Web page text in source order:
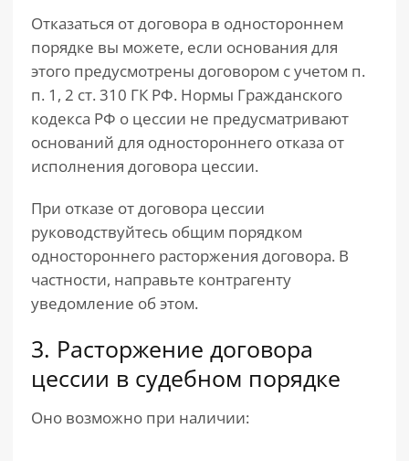
Отказаться от договора в одностороннем
порядке вы можете, если основания для
этого предусмотрены договором с учетом п.
п. 1, 2 ст. 310 ГК РФ. Нормы Гражданского
кодекса РФ о цессии не предусматривают
оснований для одностороннего отказа от
исполнения договора цессии.
При отказе от договора цессии
руководствуйтесь общим порядком
одностороннего расторжения договора. В
частности, направьте контрагенту
уведомление об этом.
3. Расторжение договора
цессии в судебном порядке
Оно возможно при наличии: